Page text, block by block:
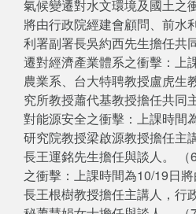
氣候變遷對水文環境及國土之
將由行政院經建會顧問、前水
利署副署長吳約西先生擔任共
遷對經濟產業體系之衝擊：上
農業系、台大特聘教授盧虎生
究所教授蕭代基教授擔任共同
對能源安全之衝擊：上課時間
研究院教授梁啟源教授擔任主
長王運銘先生擔任與談人。
之衝擊：上課時間為10/19日
長王根樹教授擔任主講人，行